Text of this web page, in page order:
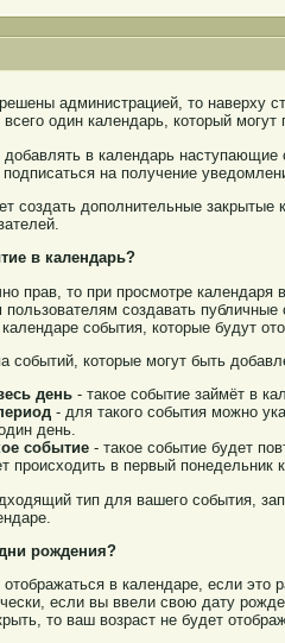
администрацией, то наверху
один календарь, который могут
добавлять в календарь
на получение
создать дополнительные
в календарь?
прав, то при просмотре
пользователям создавать
события, которые будут
событий, которые могут быть
день - такое событие займёт в
- для такого события можно
день.
событие - такое событие будет
происходить в первый
тип для вашего события,
рождения?
в календаре, если
если вы ввели свою дату
то ваш возраст не будет